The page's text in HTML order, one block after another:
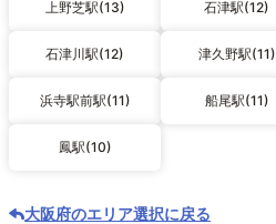
上野芝駅(13) 石津駅(12)
石津川駅(12) 津久野駅(11)
浜寺駅前駅(11) 船尾駅(11)
鳳駅(10)
大阪府のエリア選択に戻る